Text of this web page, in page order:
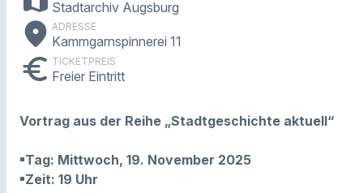
Stadtarchiv Augsburg
place ADRESSE
Kammgarnspinnerei 11
euro TICKETPREIS
Freier Eintritt
Vortrag aus der Reihe „Stadtgeschichte aktuell“
▪Tag: Mittwoch, 19. November 2025
▪Zeit: 19 Uhr